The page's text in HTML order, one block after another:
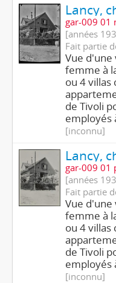
gar-009 01
[années
Fait partie
Vue d'une
femme à
ou 4
de Tivoli
employés
[inconnu]
gar-009 01
[années
Fait partie
Vue d'une
femme à
ou 4
de Tivoli
employés
[inconnu]